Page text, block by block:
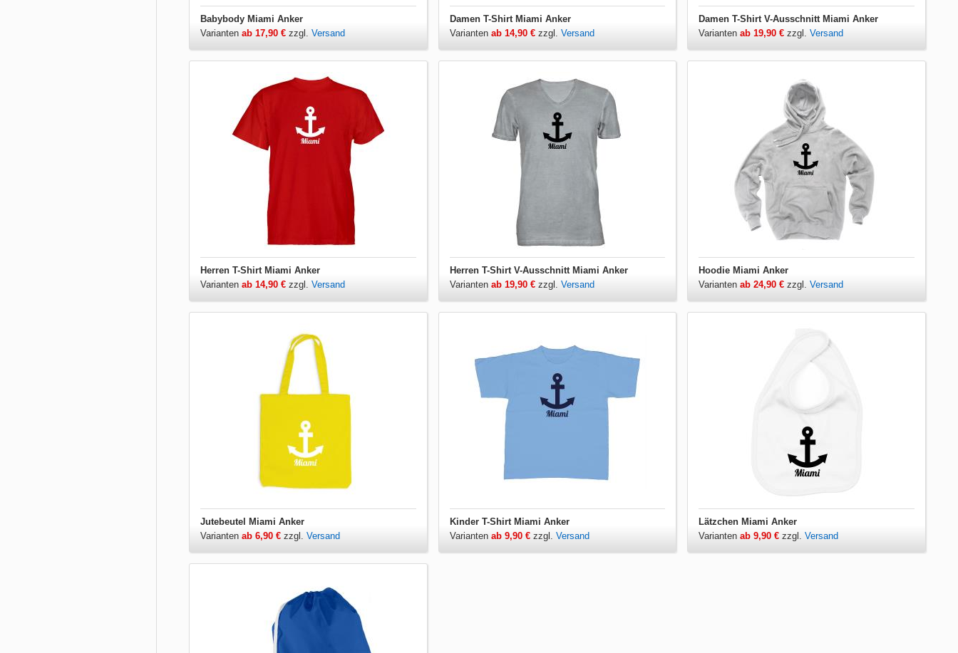
Babybody Miami Anker
Varianten ab 17,90 € zzgl. Versand
Damen T-Shirt Miami Anker
Varianten ab 14,90 €zzgl. Versand
Damen T-Shirt V-Ausschnitt Miami Anker
Variantenab 19,90 € zzgl.Versand
Herren T-Shirt Miami Anker
Varianten ab 14,90 € zzgl. Versand
Herren T-Shirt V-Ausschnitt Miami Anker
Varianten ab 19,90 €zzgl. Versand
Hoodie Miami Anker
Variantenab 24,90 € zzgl.Versand
Jutebeutel Miami Anker
Varianten ab 6,90 € zzgl. Versand
Kinder T-Shirt Miami Anker
Varianten ab 9,90 €zzgl. Versand
Lätzchen Miami Anker
Variantenab 9,90 € zzgl.Versand